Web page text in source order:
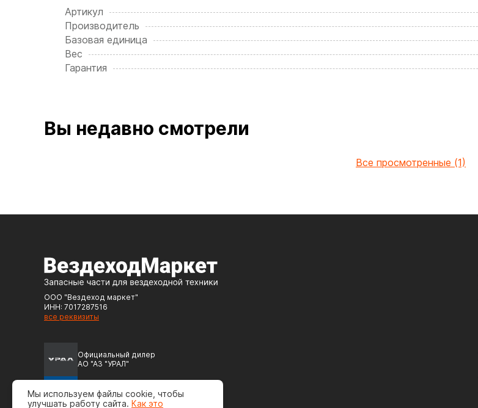
Артикул
Производитель
Базовая единица
Вес
Гарантия
Вы недавно смотрели
Все просмотренные (1)
ООО "Вездеход маркет"
ИНН: 7017287516
все реквизиты
Официальный дилер
АО "АЗ "УРАЛ"
Официальный дилер
ПАО "Автодизель" (ЯМЗ)
Мы используем файлы cookie, чтобы
улучшать работу сайта. Как это